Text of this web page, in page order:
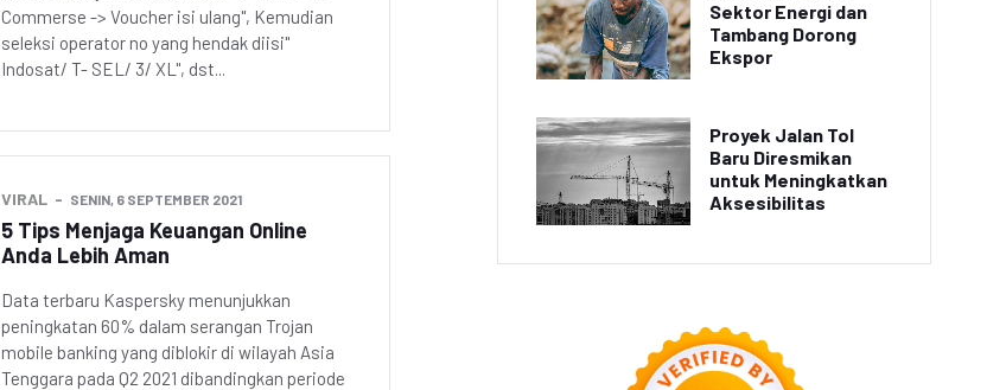
Commerse -> Voucher isi ulang", Kemudian
seleksi operator no yang hendak diisi"
Indosat/ T- SEL/ 3/ XL", dst...
VIRAL SENIN, 6 SEPTEMBER 2021
5 Tips Menjaga Keuangan Online
Anda Lebih Aman
Data terbaru Kaspersky menunjukkan
peningkatan 60% dalam serangan Trojan
mobile banking yang diblokir di wilayah Asia
Tenggara pada Q2 2021 dibandingkan periode
Sektor Energi dan
Tambang Dorong
Ekspor
Proyek Jalan Tol
Baru Diresmikan
untuk Meningkatkan
Aksesibilitas